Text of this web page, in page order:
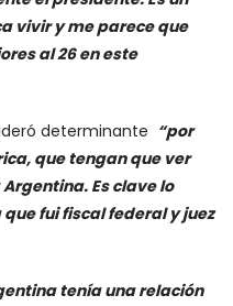
vivir y me parece que
al 26 en este
determinante “por
que tengan que ver
Es clave lo
fui fiscal federal y juez
tenía una relación